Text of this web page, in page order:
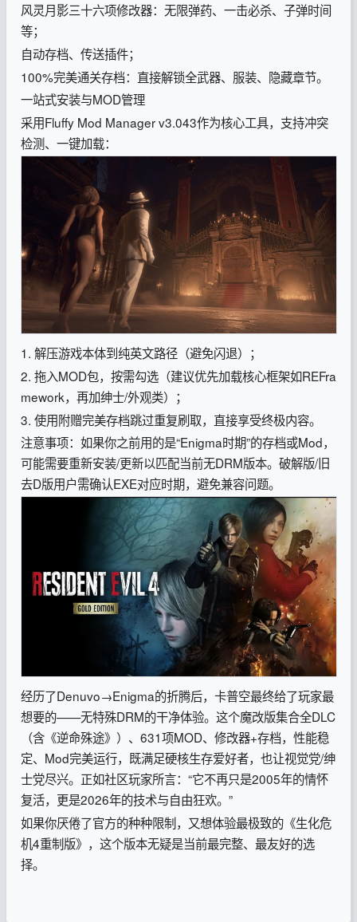
风灵月影三十六项修改器：无限弹药、一击必杀、子弹时间
等；
自动存档、传送插件；
100%完美通关存档：直接解锁全武器、服装、隐藏章节。
一站式安装与MOD管理
采用Fluffy Mod Manager v3.043作为核心工具，支持冲突
检测、一键加载：
1. 解压游戏本体到纯英文路径（避免闪退）；
2. 拖入MOD包，按需勾选（建议优先加载核心框架如REFra
mework，再加绅士/外观类）；
3. 使用附赠完美存档跳过重复刷取，直接享受终极内容。
注意事项：如果你之前用的是“Enigma时期”的存档或Mod，
可能需要重新安装/更新以匹配当前无DRM版本。破解版/旧
去D版用户需确认EXE对应时期，避免兼容问题。
经历了Denuvo→Enigma的折腾后，卡普空最终给了玩家最
想要的——无特殊DRM的干净体验。这个魔改版集合全DLC
（含《逆命殊途》）、631项MOD、修改器+存档，性能稳
定、Mod完美运行，既满足硬核生存爱好者，也让视觉党/绅
士党尽兴。正如社区玩家所言：“它不再只是2005年的情怀
复活，更是2026年的技术与自由狂欢。”
如果你厌倦了官方的种种限制，又想体验最极致的《生化危
机4重制版》，这个版本无疑是当前最完整、最友好的选
择。